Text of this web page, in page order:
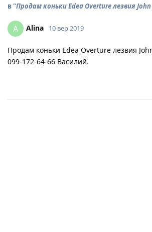
в "Продам коньки Edea Overture лезвия
A Alina 10 вер 2019
Продам коньки Edea Overture лезвия
099-172-64-66 Василий.